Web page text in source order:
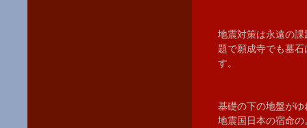
地震対策は永遠の
題で願成寺でも墓
す。
基礎の下の地盤が
地震国日本の宿命